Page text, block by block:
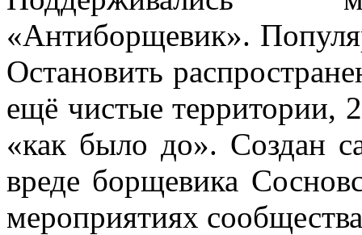
«Антиборщевик».
Остановить
ещё чистые территории,
«как было до». Создан
вреде борщевика
мероприятиях